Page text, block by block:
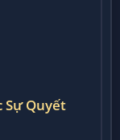
Sự Quyết